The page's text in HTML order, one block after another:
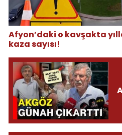
Afyon’daki o kavşakta
kaza sayısı!